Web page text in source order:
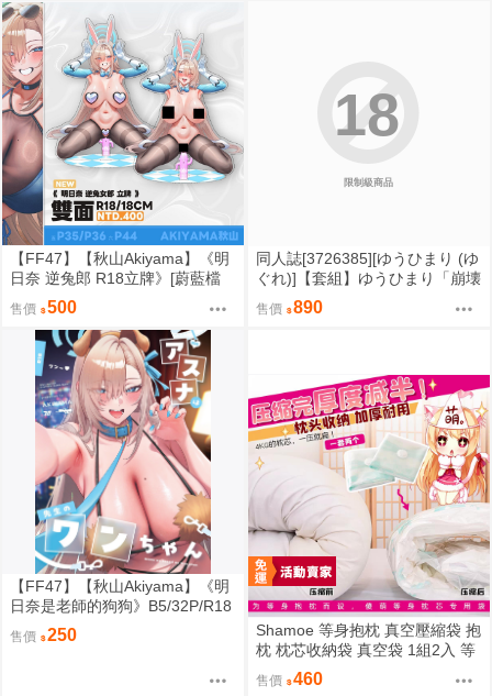
【FF47】【秋山Akiyama】《明
日奈 逆兔郎 R18立牌》[蔚藍檔
案] [Blue Archive] [一之瀬アスナ]
[一之瀬明日奈]
售價 500
限制級商品
18
同人誌[3726385][ゆうひまり (ゆ
ぐれ)]【套組】ゆうひまり「崩壊
スターレイル」セット (崩壞星穹
鐵道 )
售價 890
【FF47】【秋山Akiyama】《明
日奈是老師的狗狗》B5/32P/R18
黑白漫畫 [蔚藍檔案] [Blue Archiv
e] [一之瀬アスナ] [一之瀬明日奈]
售價 250
Shamoe 等身抱枕 真空壓縮袋 抱
枕 枕芯收納袋 真空袋 1組2入 等
身抱枕芯 動漫抱枕 專用配件
售價 460